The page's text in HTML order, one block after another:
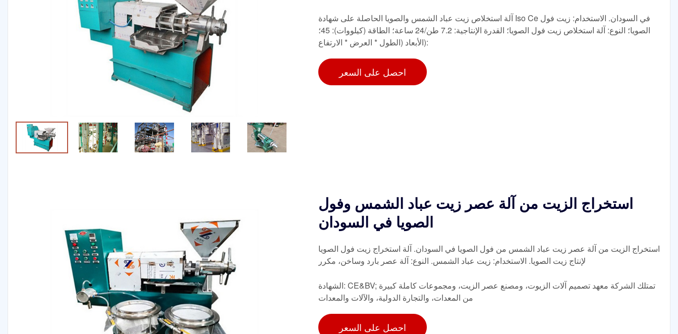
آلة استخلاص زيت عباد الشمس والصويا الحاصلة على شهادة Iso Ce في السودان. الاستخدام: زيت فول
الصويا؛ النوع: آلة استخلاص زيت فول الصويا؛ القدرة الإنتاجية: 7.2 طن/24 ساعة؛ الطاقة (كيلووات): 45؛
الأبعاد (الطول * العرض * الارتفاع):
احصل على السعر
استخراج الزيت من آلة عصر زيت عباد الشمس وفول
الصويا في السودان
استخراج الزيت من آلة عصر زيت عباد الشمس من فول الصويا في السودان. آلة استخراج زيت فول الصويا
لإنتاج زيت الصويا. الاستخدام: زيت عباد الشمس. النوع: آلة عصر بارد وساخن، مكرر
الشهادة: CE&BV; تمتلك الشركة معهد تصميم آلات الزيوت، ومصنع عصر الزيت، ومجموعات كاملة كبيرة
من المعدات، والتجارة الدولية، والآلات والمعدات
احصل على السعر